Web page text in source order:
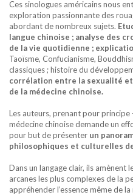
Ces sinologues américains nous
exploration passionnante des
abordant de nombreux sujets.
langue chinoise ; analyse des
de la vie quotidienne ;
Taoïsme, Confucianisme,
classiques ; histoire du
corrélation entre la sexualité
de la médecine chinoise.
Les auteurs, prenant pour
médecine chinoise demande un
pour but de présenter un
philosophiques et culturelles
Dans un langage clair, ils amènent
arcanes les plus complexes de la
appréhender l’essence même de